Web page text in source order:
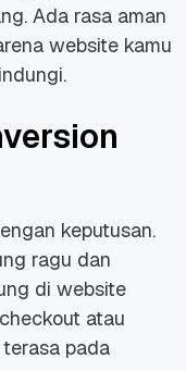
Ada rasa aman
website kamu
keputusan.
ragu dan
di website
atau
pada